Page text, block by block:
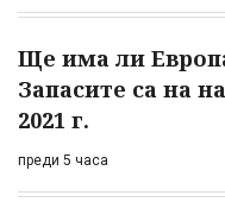
Ще има ли
Запасите са на
2021 г.
преди 5 часа